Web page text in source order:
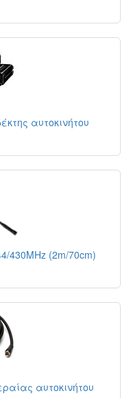
αυτοκινήτου
430MHz (2m/70cm)
αυτοκινήτου